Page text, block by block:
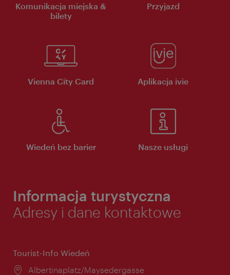
Komunikacja miejska &
bilety
Przyjazd
Vienna City Card Aplikacja ivie
Wiedeń bez barier Nasze usługi
Informacja turystyczna
Adresy i dane kontaktowe
Tourist-Info Wiedeń
Miejsce:
Albertinaplatz/Maysedergasse